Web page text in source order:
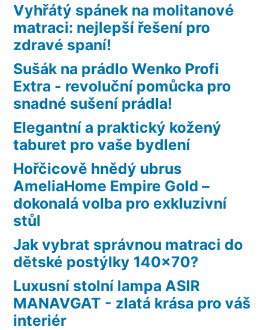
Vyhřátý spánek na molitanové
matraci: nejlepší řešení pro
zdravé spaní!
Sušák na prádlo Wenko Profi
Extra - revoluční pomůcka pro
snadné sušení prádla!
Elegantní a praktický kožený
taburet pro vaše bydlení
Hořčicově hnědý ubrus
AmeliaHome Empire Gold –
dokonalá volba pro exkluzivní
stůl
Jak vybrat správnou matraci do
dětské postýlky 140×70?
Luxusní stolní lampa ASIR
MANAVGAT - zlatá krása pro váš
interiér